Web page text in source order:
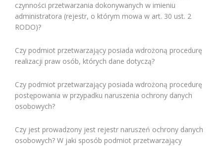
czynności przetwarzania dokonywanych w imieniu
administratora (rejestr, o którym mowa w art. 30 ust. 2
RODO)?
Czy podmiot przetwarzający posiada wdrożoną procedurę
realizacji praw osób, których dane dotyczą?
Czy podmiot przetwarzający posiada wdrożoną procedurę
postępowania w przypadku naruszenia ochrony danych
osobowych?
Czy jest prowadzony jest rejestr naruszeń ochrony danych
osobowych? W jaki sposób podmiot przetwarzający